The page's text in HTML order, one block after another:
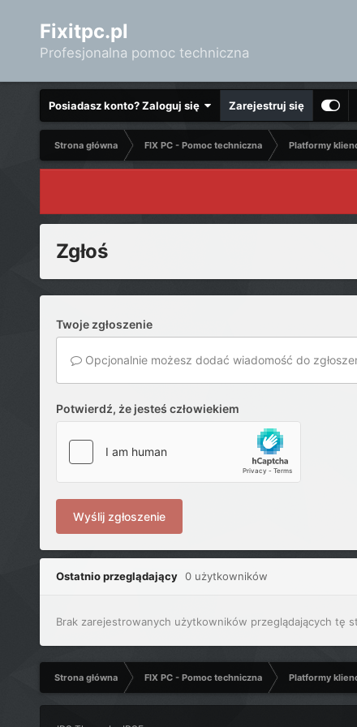
Fixitpc.pl
Profesjonalna pomoc techniczna
Posiadasz konto? Zaloguj się Zarejestruj się
Strona główna FIX PC - Pomoc techniczna Platformy
Zgłoś
Twoje zgłoszenie
Opcjonalnie możesz dodać wiadomość do
Potwierdź, że jesteś człowiekiem
Wyślij zgłoszenie
Ostatnio przeglądający 0 użytkowników
Brak zarejestrowanych użytkowników przeglądających tę
Strona główna FIX PC - Pomoc techniczna Platformy